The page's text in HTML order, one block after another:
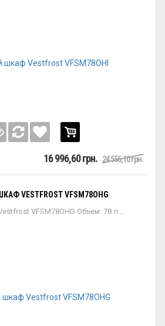
16 996,60 грн. 24 556,10 грн.
VESTFROST VFSM78OHG
VFSM78OHG Объем: 78 л....